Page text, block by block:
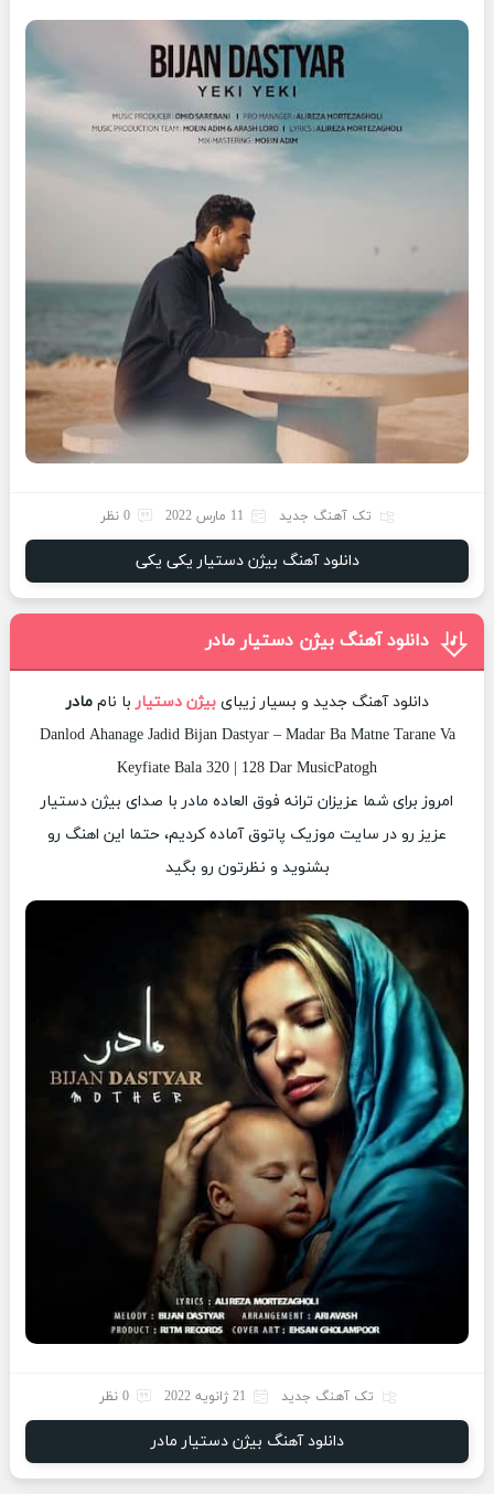
تک آهنگ جدید 11 مارس 2022 0 نظر
دانلود آهنگ بیژن دستیار یکی یکی
دانلود آهنگ بیژن دستیار مادر
دانلود آهنگ جدید و بسیار زیبایبیژن دستیار با ناممادر
Danlod Ahanage Jadid Bijan Dastyar – Madar Ba Matne Tarane Va
Keyfiate Bala 320 | 128 Dar MusicPatogh
امروز برای شما عزیزان ترانه فوق العاده مادر با صدای بیژن دستیار
عزیز رو در سایت موزیک پاتوق آماده کردیم، حتما این اهنگ رو
بشنوید و نظرتون رو بگید
تک آهنگ جدید 21 ژانویه 2022 0 نظر
دانلود آهنگ بیژن دستیار مادر